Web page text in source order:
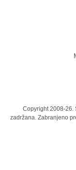
Copyright 2008-26.
zadržana. Zabranjeno